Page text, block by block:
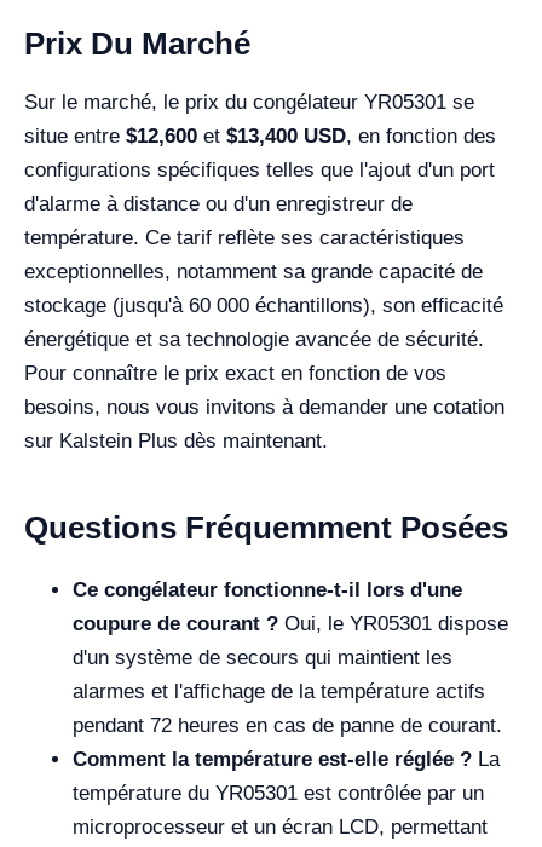
Prix Du Marché
Sur le marché, le prix du congélateur YR05301 se
situe entre $12,600 et $13,400 USD, en fonction des
configurations spécifiques telles que l'ajout d'un port
d'alarme à distance ou d'un enregistreur de
température. Ce tarif reflète ses caractéristiques
exceptionnelles, notamment sa grande capacité de
stockage (jusqu'à 60 000 échantillons), son efficacité
énergétique et sa technologie avancée de sécurité.
Pour connaître le prix exact en fonction de vos
besoins, nous vous invitons à demander une cotation
sur Kalstein Plus dès maintenant.
Questions Fréquemment Posées
Ce congélateur fonctionne-t-il lors d'une
coupure de courant ? Oui, le YR05301 dispose
d'un système de secours qui maintient les
alarmes et l'affichage de la température actifs
pendant 72 heures en cas de panne de courant.
Comment la température est-elle réglée ? La
température du YR05301 est contrôlée par un
microprocesseur et un écran LCD, permettant